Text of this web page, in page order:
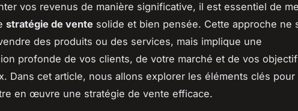
vos revenus de manière significative, il est essentiel de
stratégie de vente solide et bien pensée. Cette approche ne
des produits ou des services, mais implique une
profonde de vos clients, de votre marché et de vos
Dans cet article, nous allons explorer les éléments clés pour
en œuvre une stratégie de vente efficace.